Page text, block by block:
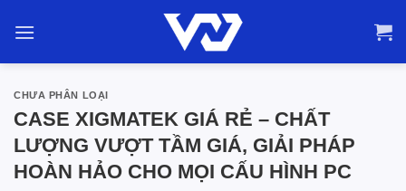
qua
CHƯA PHÂN LOẠI
CASE XIGMATEK GIÁ RẺ – CHẤT
LƯỢNG VƯỢT TẦM GIÁ, GIẢI PHÁP
HOÀN HẢO CHO MỌI CẤU HÌNH PC